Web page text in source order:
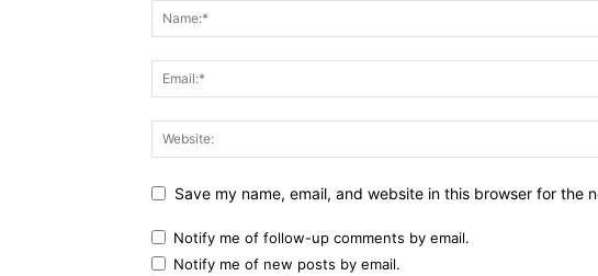
Save my name, email, and website in this browser for the
Notify me of follow-up comments by email.
Notify me of new posts by email.